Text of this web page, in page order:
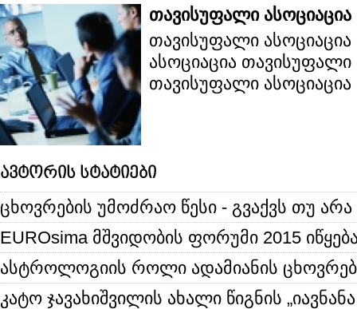
თავისუფალი ასოციაცია
თავისუფალი
ასოციაცია თავისუფალი
თავისუფალი ასოციაცია
ავტორის სტატიები
ცხოვრების უმოძრაო წესი - გვაქვს თუ არა
EUROsima მშვიდობის ფორუმი 2015
ასტროლოგიის როლი ადამიანის
კატო ჯავახიშვილის ახალი წიგნის